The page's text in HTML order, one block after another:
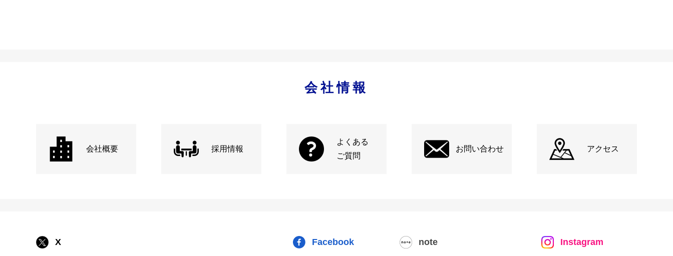
会社情報
会社概要 採用情報
よくある
ご質問
お問い合わせ アクセス
X Facebook note Instagram